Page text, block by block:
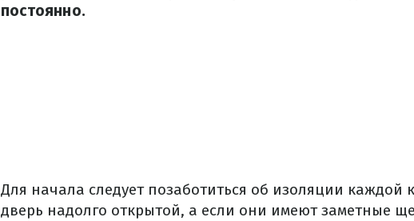
постоянно.
Для начала следует позаботиться об изоляции каждой
дверь надолго открытой, а если они имеют заметные